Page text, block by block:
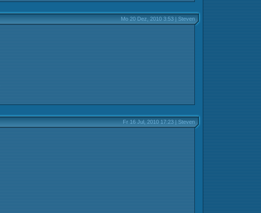
Mo 20 Dez, 2010 3:53 | Steven
Fr 16 Jul, 2010 17:23 | Steven